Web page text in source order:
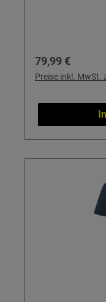
Regulärer Preis:
79,99 €
Preise inkl. MwSt.